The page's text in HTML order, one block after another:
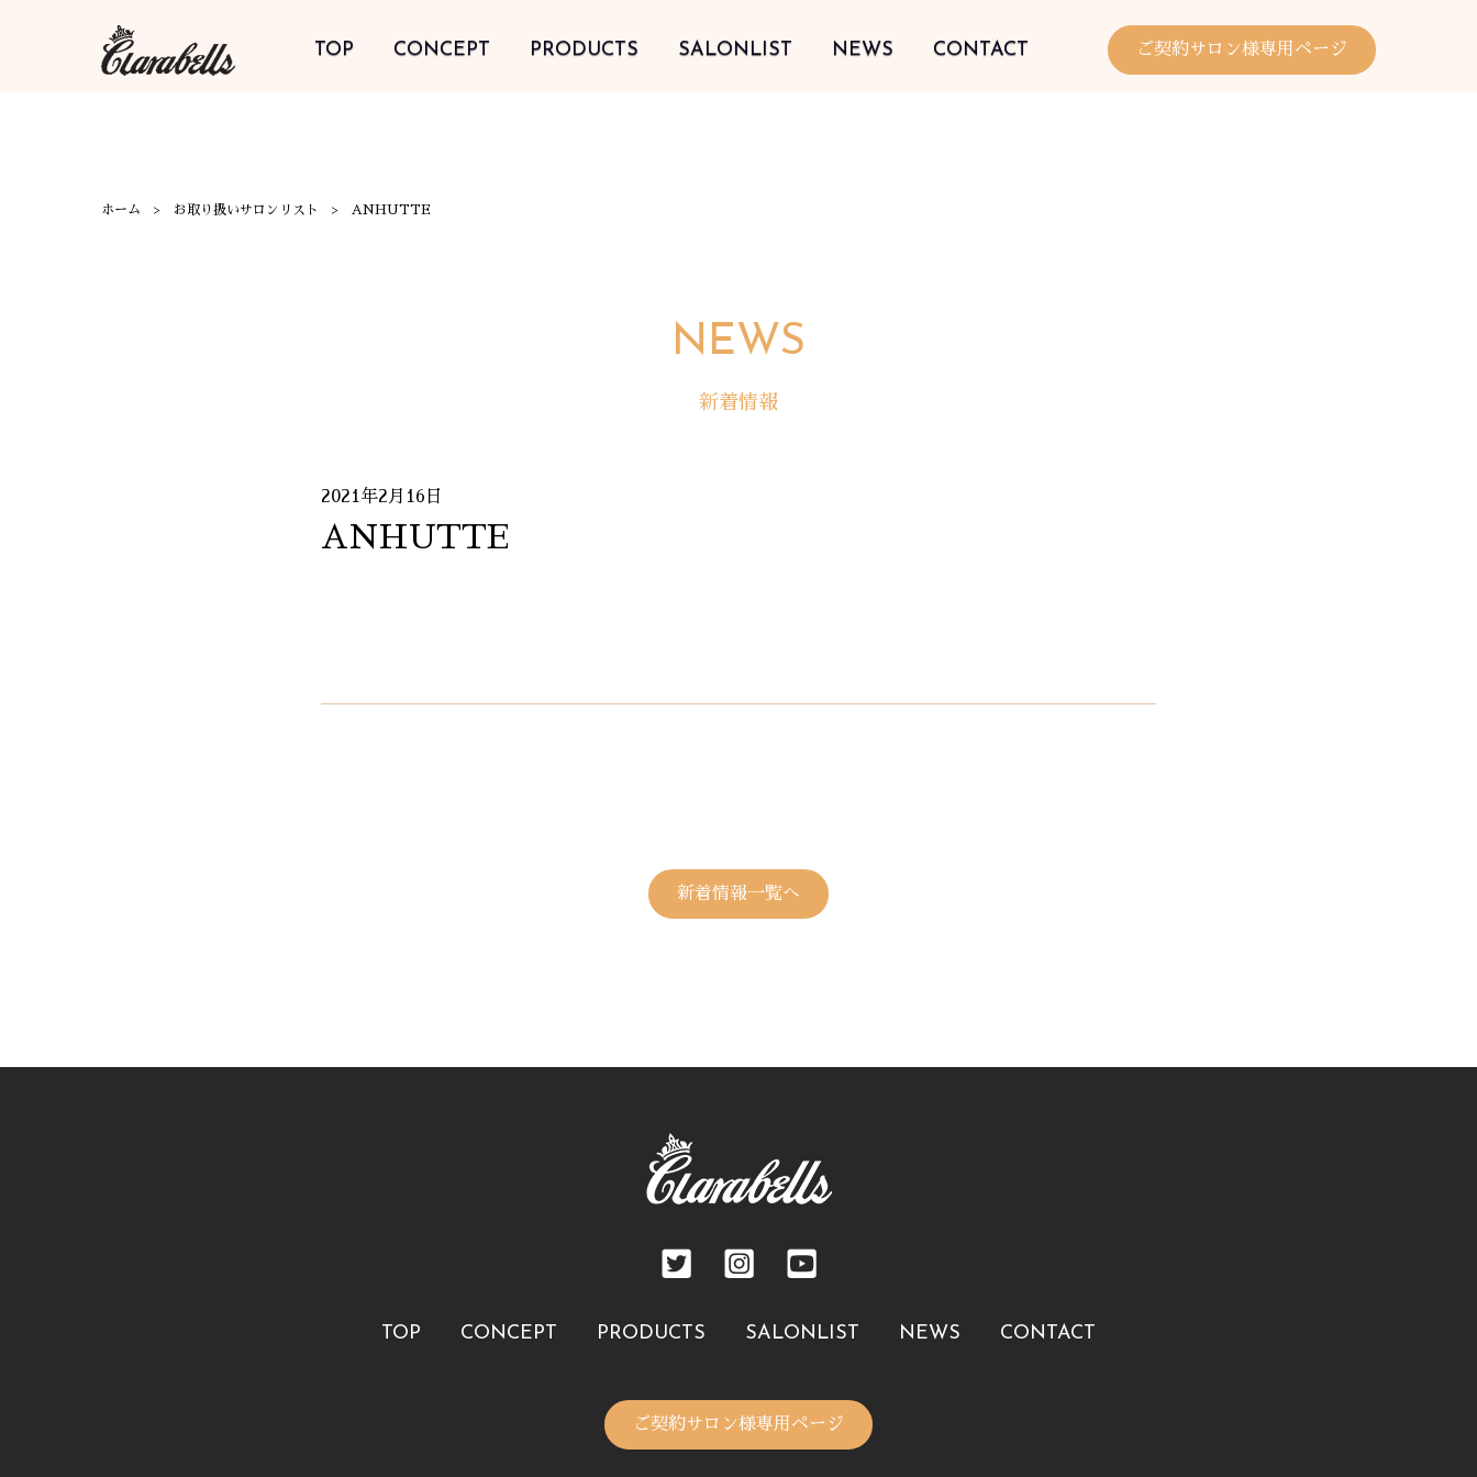
TOP CONCEPT PRODUCTS SALONLIST NEWS CONTACT ご契約サロン様専用ページ
ホーム お取り扱いサロンリスト ANHUTTE
NEWS
新着情報
2021年2月16日
ANHUTTE
新着情報一覧へ
TOP CONCEPT PRODUCTS SALONLIST NEWS CONTACT
ご契約サロン様専用ページ